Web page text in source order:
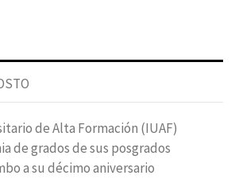
de Alta Formación (IUAF)
de grados de sus posgrados
a su décimo aniversario